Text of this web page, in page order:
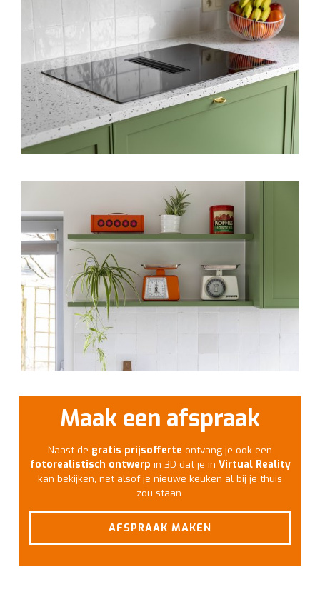
Maak een afspraak
Naast de gratis prijsofferte ontvang je ook een
fotorealistisch ontwerp in 3D dat je in Virtual Reality
kan bekijken, net alsof je nieuwe keuken al bij je thuis
zou staan.
AFSPRAAK MAKEN